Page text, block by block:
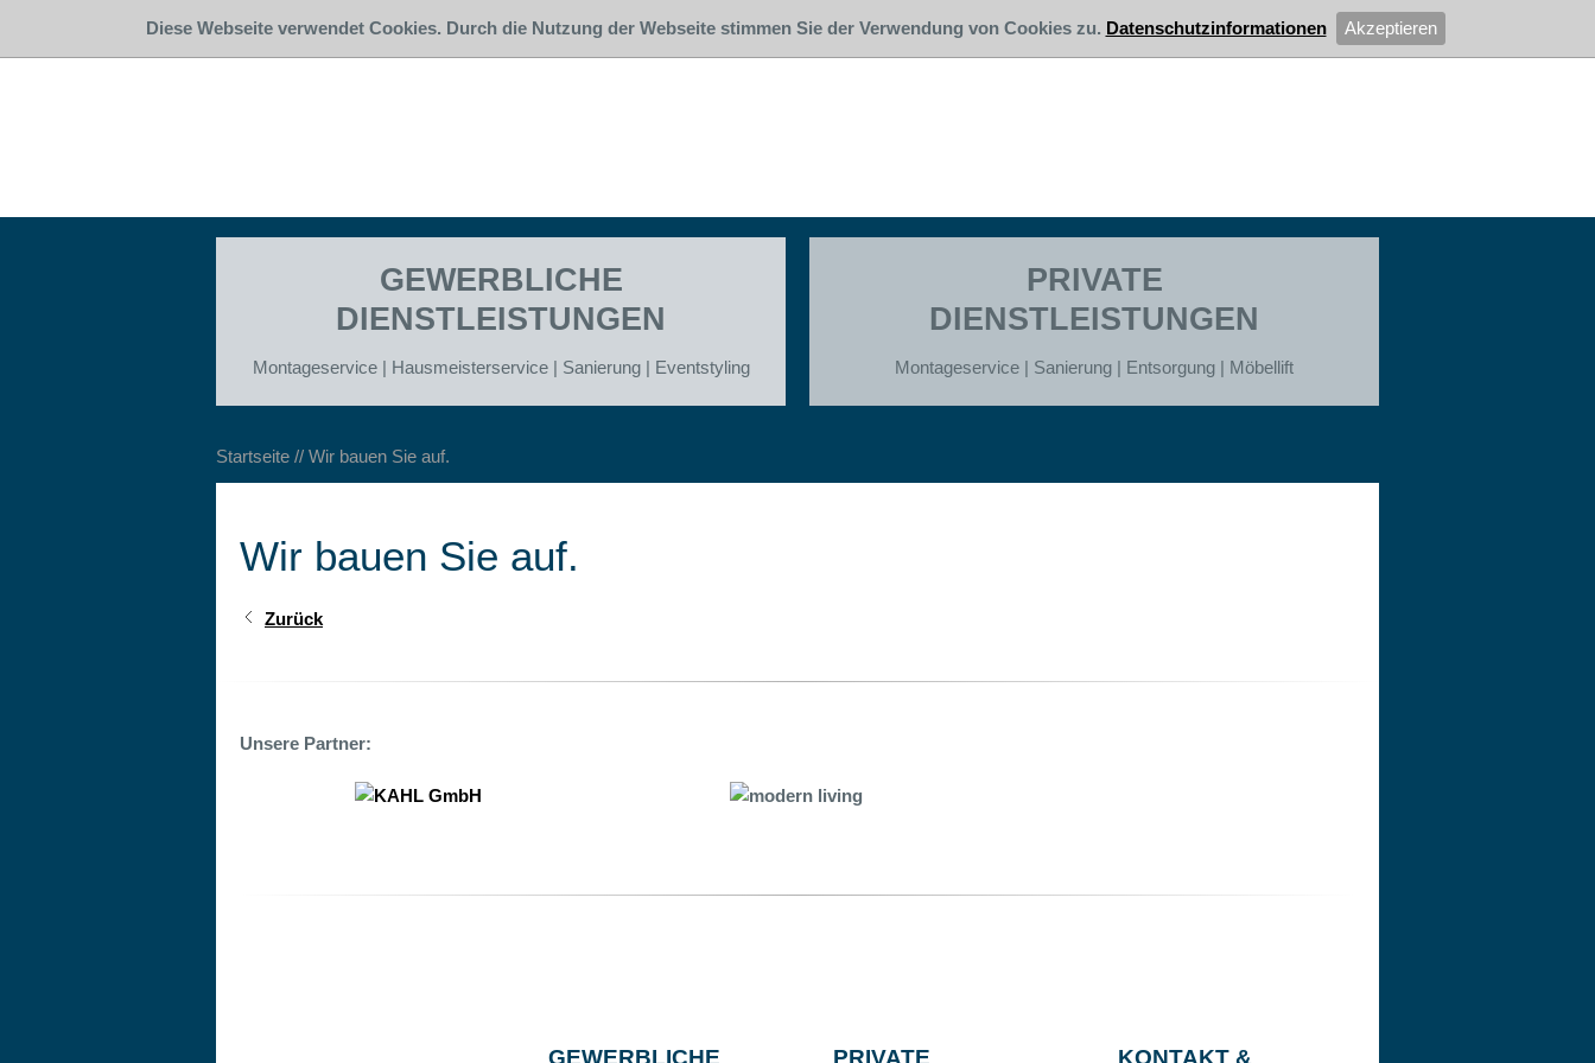
Diese Webseite verwendet Cookies. Durch die Nutzung der Webseite stimmen Sie der Verwendung von Cookies zu. Datenschutzinformationen Akzeptieren
GEWERBLICHE
DIENSTLEISTUNGEN
Montageservice | Hausmeisterservice | Sanierung | Eventstyling
PRIVATE
DIENSTLEISTUNGEN
Montageservice | Sanierung | Entsorgung | Möbellift
Startseite Wir bauen Sie auf.
Wir bauen Sie auf.
Zurück
Unsere Partner:
GEWERBLICHE PRIVATE KONTAKT &